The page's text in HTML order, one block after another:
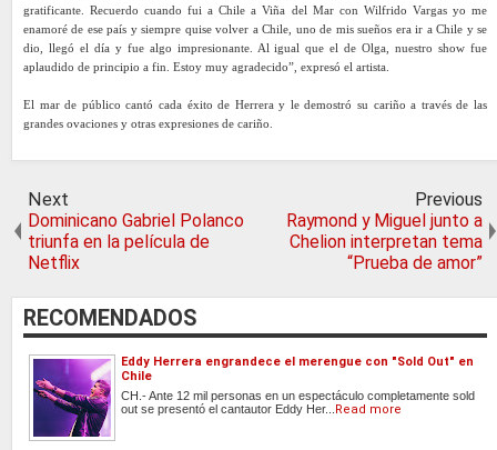
gratificante. Recuerdo cuando fui a Chile a Viña del Mar con Wilfrido Vargas yo me
enamoré de ese país y siempre quise volver a Chile, uno de mis sueños era ir a Chile y se
dio, llegó el día y fue algo impresionante. Al igual que el de Olga, nuestro show fue
aplaudido de principio a fin. Estoy muy agradecido”, expresó el artista.
El mar de público cantó cada éxito de Herrera y le demostró su cariño a través de las
grandes ovaciones y otras expresiones de cariño.
Next
Dominicano Gabriel Polanco
triunfa en la película de
Netflix
Previous
Raymond y Miguel junto a
Chelion interpretan tema
“Prueba de amor”
RECOMENDADOS
Eddy Herrera engrandece el merengue con "Sold Out" en
Chile
CH.- Ante 12 mil personas en un espectáculo completamente sold
out se presentó el cantautor Eddy Her... Read more